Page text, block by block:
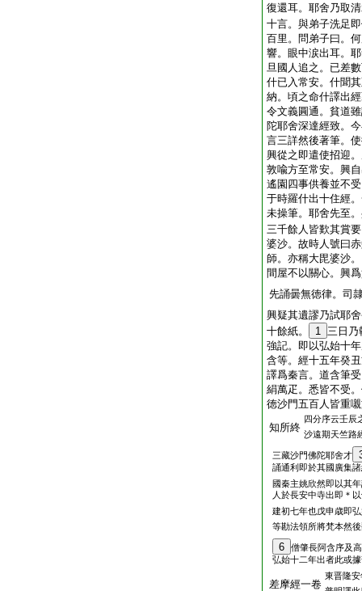
復還耳。耶舍乃取
十言。與弟子洗足
百里。問弟子曰。
響。眼中涙出耳。
旦國人追之。已差
什已入常安。什聞
納。頃之命什譯出
令文義圓通。貧道
陀耶舍深達經致。
言三詳然後著筆。
興從之即遣使招迎
敦喩方至常安。興
遙園四事供養並不
于時羅什出十住經
未操筆。耶舍先至
三千餘人皆歎其賞
婆沙。故時人號曰
師。亦稱大毘婆沙
間屋不以關心。興
先誦曇無徳律。司
興疑其遺謬乃試耶
十餘紙。
1 三日乃
強記。即以弘始十
含等。經十五年癸
譯爲秦言。道含筆
絹萬疋。悉皆不受
徳沙門五百人皆重
知所終
四分序云壬辰
沙遠期天竺路
三藏沙門佛陀耶舍才
誦通利即於其國廣集
國秦主姚欣然即以其
人於長安中寺出即＊
建初七年也戊申歳即
等勘法領所將梵本然
6
僧肇長阿含序及
弘始十二年出者此或
差摩經一卷
東晋隆